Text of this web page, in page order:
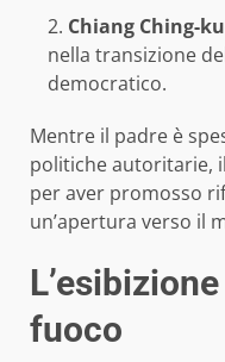
Chiang Ching-
nella transizione
democratico.
Mentre il padre è
politiche autoritarie,
per aver promosso
un’apertura verso il
fuoco